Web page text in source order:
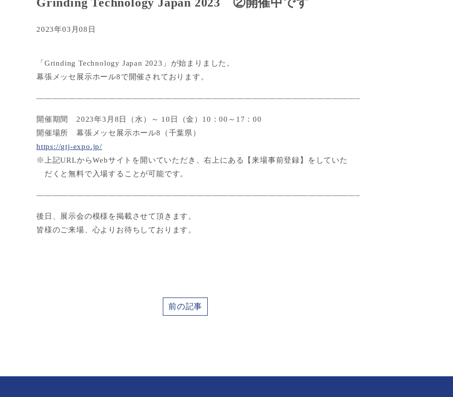
2023年03月08日
「Grinding Technology Japan 2023」が始まりました。
幕張メッセ展示ホール8で開催されております。
————————————————————————————————————————–
開催期間 2023年3月8日（水）～ 10日（金）10：00～17：00
開催場所 幕張メッセ展示ホール8（千葉県）
https://gtj-expo.jp/
※上記URLからWebサイトを開いていただき、右上にある【来場事前登録】をしていた
だくと無料で入場することが可能です。
————————————————————————————————————————–
後日、展示会の模様を掲載させて頂きます。
皆様のご来場、心よりお待ちしております。
前の記事